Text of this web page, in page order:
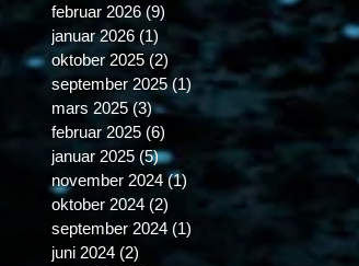
februar 2026 (9)
januar 2026 (1) 1 post
oktober 2025 (2) 2 posts
september 2025 (1) 1 post
mars 2025 (3)3 posts
februar 2025 (6)
januar 2025 (5)5 posts
november 2024 (1)
oktober 2024 (2)
september 2024 (1)
juni 2024 (2) 2 posts